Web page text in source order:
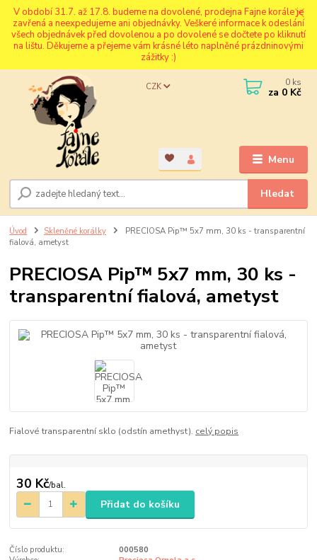
V období 31.7. až 17.8. budeme na dovolené, prodejna Fajne korále je
zavřená a neexpedujeme ani objednávky. Veškeré informace k odeslání
všech objednávek před dovolenou a po dovolené se dočtete po kliknutí
na lištu. Děkujeme a přejeme vám krásné léto naplněné prázdninovými
zážitky :)
Menu
CZK
Hledat
0 ks
za 0 Kč
Úvod Skleněné korálky
PRECIOSA Pip™ 5x7 mm, 30 ks - transparentní
fialová, ametyst
PRECIOSA Pip™ 5x7 mm, 30 ks -
transparentní fialová, ametyst
Fialové transparentní sklo (odstín amethyst). celý popis
30 Kč/bal.
Přidat do košíku
Číslo produktu:
000580